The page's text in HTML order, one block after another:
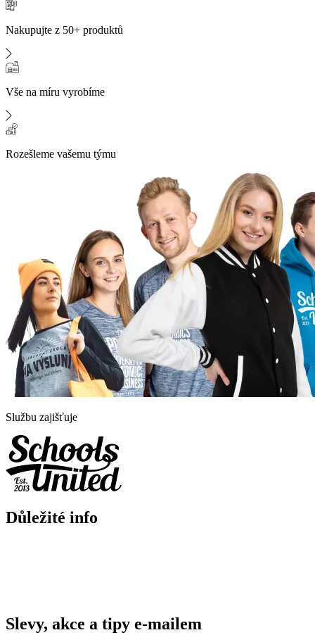
Nakupujte z 50+ produktů
Vše na míru vyrobíme
Rozešleme vašemu týmu
Službu zajišťuje
Důležité info
Slevy, akce a tipy e-mailem